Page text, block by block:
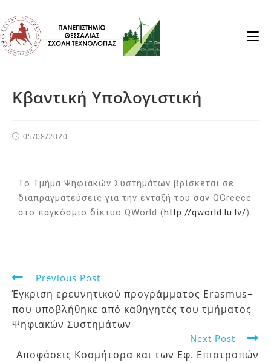
Κβαντική Υπολογιστική
05/08/2020
Το Τμήμα Ψηφιακών Συστημάτων βρίσκεται σε
διαπραγματεύσεις για την ένταξή του σαν QGreece
στο παγκόσμιο δίκτυο QWorld (http://qworld.lu.lv/).
Previous Post
Έγκριση ερευνητικού προγράμματος Erasmus+
που υποβλήθηκε από καθηγητές του τμήματος
Ψηφιακών Συστημάτων
Next Post
Aποφάσεις Κοσμήτορα και των Εφ. Επιστροπών